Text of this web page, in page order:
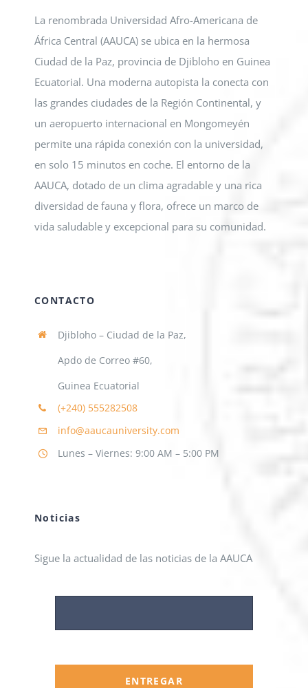
La renombrada Universidad Afro-Americana de
África Central (AAUCA) se ubica en la hermosa
Ciudad de la Paz, provincia de Djibloho en Guinea
Ecuatorial. Una moderna autopista la conecta con
las grandes ciudades de la Región Continental, y
un aeropuerto internacional en Mongomeyén
permite una rápida conexión con la universidad,
en solo 15 minutos en coche. El entorno de la
AAUCA, dotado de un clima agradable y una rica
diversidad de fauna y flora, ofrece un marco de
vida saludable y excepcional para su comunidad.
CONTACTO
Djibloho – Ciudad de la Paz,
Apdo de Correo #60,
Guinea Ecuatorial
(+240) 555282508
info@aaucauniversity.com
Lunes – Viernes: 9:00 AM – 5:00 PM
Noticias
Sigue la actualidad de las noticias de la AAUCA
ENTREGAR